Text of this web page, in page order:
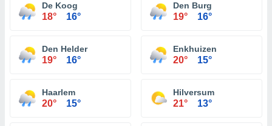
De Koog
18° 16°
Den Burg
19° 16°
Den Helder
19° 16°
Enkhuizen
20° 15°
Haarlem
20° 15°
Hilversum
21° 13°